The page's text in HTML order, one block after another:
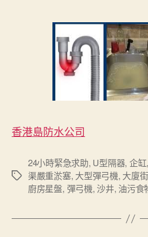
香港島防水公司
Tags
24小時緊急求助, U型隔器, 企缸,
渠嚴重淤塞, 大型彈弓機, 大廈
廚房星盤, 彈弓機,沙井, 油污食